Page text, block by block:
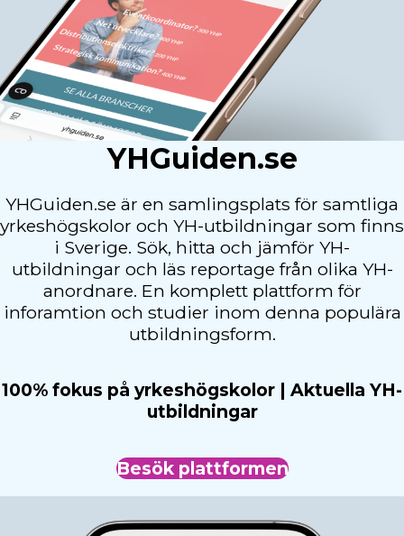
YHGuiden.se
YHGuiden.se är en samlingsplats för samtliga
yrkeshögskolor och YH-utbildningar som finns
i Sverige. Sök, hitta och jämför YH-
utbildningar och läs reportage från olika YH-
anordnare. En komplett plattform för
inforamtion och studier inom denna populära
utbildningsform.
100% fokus på yrkeshögskolor | Aktuella YH-
utbildningar
Besök plattformen